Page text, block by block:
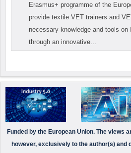
Erasmus+ programme of the
provide textile VET trainers and
necessary knowledge and tools
through an innovative...
Funded by the European Union. The views
however, exclusively to the author(s) and